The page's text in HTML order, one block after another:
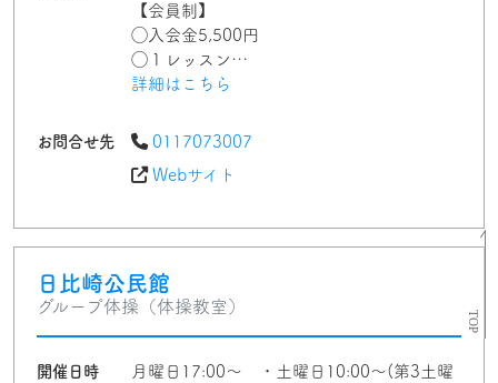
【会員制】
◯入会金5,500円
◯１レッスン…
詳細はこちら
お問合せ先
0117073007
Webサイト
日比崎公民館
グループ体操（体操教室）
開催日時 月曜日17:00〜 ・土曜日10:00〜(第3土曜